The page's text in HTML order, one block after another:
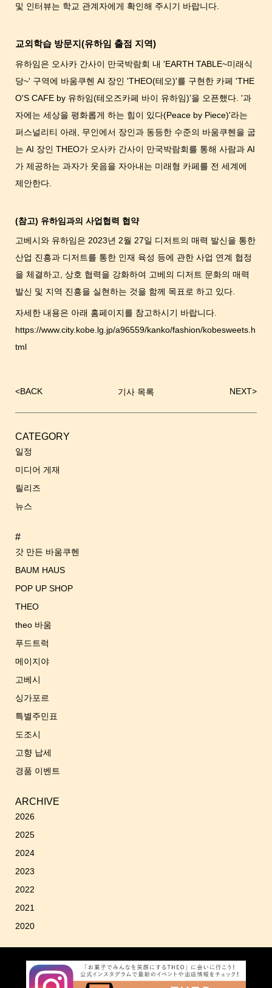
및 인터뷰는 학교 관계자에게 확인해 주시기 바랍니다.
교외학습 방문지(유하임 출점 지역)
유하임은 오사카 간사이 만국박람회 내 'EARTH TABLE~미래식
당~' 구역에 바움쿠헨 AI 장인 'THEO(테오)'를 구현한 카페 'THE
O'S CAFE by 유하임(테오즈카페 바이 유하임)'을 오픈했다. '과
자에는 세상을 평화롭게 하는 힘이 있다(Peace by Piece)'라는
퍼스널리티 아래, 무인에서 장인과 동등한 수준의 바움쿠헨을 굽
는 AI 장인 THEO가 오사카 간사이 만국박람회를 통해 사람과 AI
가 제공하는 과자가 웃음을 자아내는 미래형 카페를 전 세계에
제안한다.
(참고) 유하임과의 사업협력 협약
고베시와 유하임은 2023년 2월 27일 디저트의 매력 발신을 통한
산업 진흥과 디저트를 통한 인재 육성 등에 관한 사업 연계 협정
을 체결하고, 상호 협력을 강화하여 고베의 디저트 문화의 매력
발신 및 지역 진흥을 실현하는 것을 함께 목표로 하고 있다.
자세한 내용은 아래 홈페이지를 참고하시기 바랍니다.
https://www.city.kobe.lg.jp/a96559/kanko/fashion/kobesweets.h
tml
기사 목록
글
게
이
<BACK NEXT>
CATEGORY
일정
미디어 게재
릴리즈
뉴스
#
갓 만든 바움쿠헨
BAUM HAUS
POP UP SHOP
THEO
theo 바움
푸드트럭
메이지야
고베시
싱가포르
특별주민표
도조시
고향 납세
경품 이벤트
ARCHIVE
2026
2025
2024
2023
2022
2021
2020